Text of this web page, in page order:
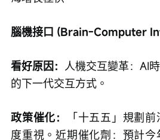
腦機接口 (Brain-Computer
看好原因： 人機交互變革：AI
的下一代交互方式。
政策催化：
「十五五」規劃
度重視。近期催化劑：預計